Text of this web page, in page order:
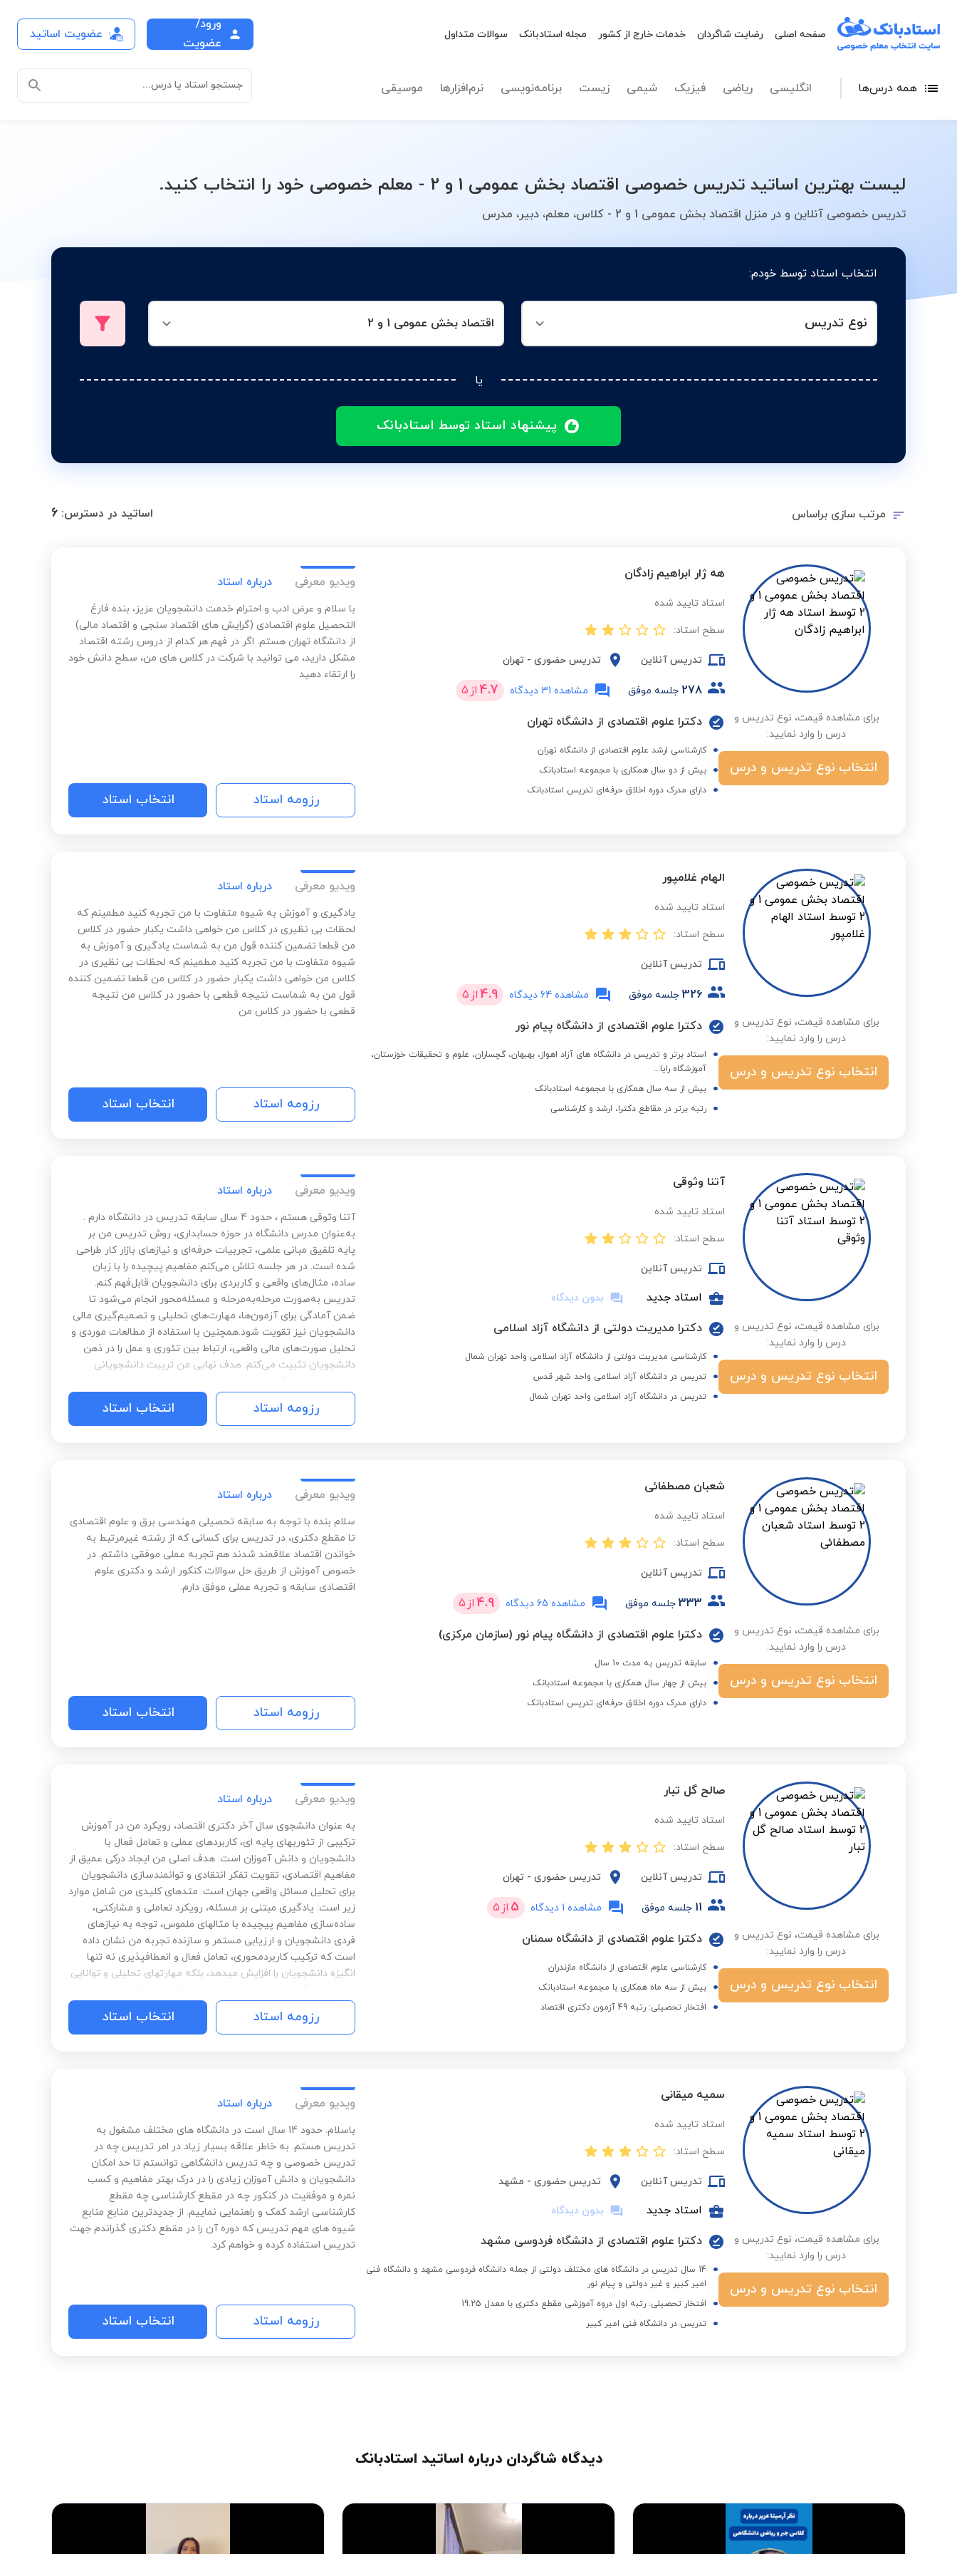
صفحه اصلی رضایت شاگردان خدمات خارج از کشور مجله استادبانک سوالات متداول
ورود/
عضویت
عضویت اساتید
همه درس‌ها انگلیسی ریاضی فیزیک شیمی زیست برنامه‌نویسی نرم‌افزارها موسیقی جستجو استاد یا درس...
لیست بهترین اساتید تدریس خصوصی اقتصاد بخش عمومی 1 و 2 - معلم خصوصی خود را انتخاب کنید.
تدریس خصوصی آنلاین و در منزل اقتصاد بخش عمومی 1 و 2 - کلاس، معلم، دبیر، مدرس
انتخاب استاد توسط خودم:
نوع تدریس اقتصاد بخش عمومی 1 و 2
یا
پیشنهاد استاد توسط استادبانک
نوع تدریس
مرتب سازی براساس اساتید در دسترس: 6
برای مشاهده قیمت، نوع تدریس و
درس را وارد نمایید:
انتخاب نوع تدریس و درس
هه ژار ابراهیم زادگان
استاد تایید شده
سطح استاد:
تدریس آنلاین تدریس حضوری - تهران
278 جلسه موفق مشاهده 31 دیدگاه 4.7 از 5
دکترا علوم اقتصادی از دانشگاه تهران
کارشناسی ارشد علوم اقتصادی از دانشگاه تهران
بیش از دو سال همکاری با مجموعه استادبانک
دارای مدرک دوره اخلاق حرفه‌ای تدریس استادبانک
ویدیو معرفی درباره استاد
با سلام و عرض ادب و احترام خدمت دانشجویان عزیز، بنده فارغ
التحصیل علوم اقتصادی (گرایش های اقتصاد سنجی و اقتصاد مالی)
از دانشگاه تهران هستم. اگر در فهم هر کدام از دروس رشته اقتصاد
مشکل دارید، می توانید با شرکت در کلاس های من، سطح دانش خود
را ارتقاء دهید
رزومه استاد انتخاب استاد
برای مشاهده قیمت، نوع تدریس و
درس را وارد نمایید:
انتخاب نوع تدریس و درس
الهام غلامپور
استاد تایید شده
سطح استاد:
تدریس آنلاین
326 جلسه موفق مشاهده 64 دیدگاه 4.9 از 5
دکترا علوم اقتصادی از دانشگاه پیام نور
استاد برتر و تدریس در دانشگاه های آزاد اهواز، بهبهان، گچساران، علوم و تحقیقات خوزستان،
آموزشگاه رایا...
بیش از سه سال همکاری با مجموعه استادبانک
رتبه برتر در مقاطع دکترا، ارشد و کارشناسی
ویدیو معرفی درباره استاد
یادگیری و آموزش به شیوه متفاوت با من تجربه کنید مطمینم که
لحظات بی نظیری در کلاس من خواهی داشت یکبار حضور در کلاس
من قطعا تضمین کننده قول من به شماست یادگیری و آموزش به
شیوه متفاوت با من تجربه کنید مطمینم که لحظات بی نظیری در
کلاس من خواهی داشت یکبار حضور در کلاس من قطعا تضمین کننده
قول من به شماست نتیجه قطعی با حضور در کلاس من نتیجه
قطعی با حضور در کلاس من
رزومه استاد انتخاب استاد
برای مشاهده قیمت، نوع تدریس و
درس را وارد نمایید:
انتخاب نوع تدریس و درس
آتنا وثوقی
استاد تایید شده
سطح استاد:
تدریس آنلاین
استاد جدید بدون دیدگاه
دکترا مدیریت دولتی از دانشگاه آزاد اسلامی
کارشناسی مدیریت دولتی از دانشگاه آزاد اسلامی واحد تهران شمال
تدریس در دانشگاه آزاد اسلامی واحد شهر قدس
تدریس در دانشگاه آزاد اسلامی واحد تهران شمال
ویدیو معرفی درباره استاد
آتنا وثوقی هستم ، حدود 4 سال سابقه تدریس در دانشگاه دارم .
به‌عنوان مدرس دانشگاه در حوزه حسابداری، روش تدریس من بر
پایه تلفیق مبانی علمی، تجربیات حرفه‌ای و نیازهای بازار کار طراحی
شده است. در هر جلسه تلاش می‌کنم مفاهیم پیچیده را با زبان
ساده، مثال‌های واقعی و کاربردی برای دانشجویان قابل‌فهم کنم.
تدریس به‌صورت مرحله‌به‌مرحله و مسئله‌محور انجام می‌شود تا
ضمن آمادگی برای آزمون‌ها، مهارت‌های تحلیلی و تصمیم‌گیری مالی
دانشجویان نیز تقویت شود.همچنین با استفاده از مطالعات موردی و
تحلیل صورت‌های مالی واقعی، ارتباط بین تئوری و عمل را در ذهن
دانشجویان تثبیت می‌کنم. هدف نهایی من تربیت دانشجویانی
رزومه استاد انتخاب استاد
برای مشاهده قیمت، نوع تدریس و
درس را وارد نمایید:
انتخاب نوع تدریس و درس
شعبان مصطفائی
استاد تایید شده
سطح استاد:
تدریس آنلاین
333 جلسه موفق مشاهده 65 دیدگاه 4.9 از 5
دکترا علوم اقتصادی از دانشگاه پیام نور (سازمان مرکزی)
سابقه تدریس به مدت 10 سال
بیش از چهار سال همکاری با مجموعه استادبانک
دارای مدرک دوره اخلاق حرفه‌ای تدریس استادبانک
ویدیو معرفی درباره استاد
سلام بنده با توجه به سابقه تحصیلی مهندسی برق و علوم اقتصادی
تا مقطع دکتری، در تدریس برای کسانی که از رشته غیرمرتبط به
خواندن اقتصاد علاقمند شدند هم تجربه عملی موفقی داشتم. در
خصوص آموزش از طریق حل سوالات کنکور ارشد و دکتری علوم
اقتصادی سابقه و تجربه عملی موفق دارم.
رزومه استاد انتخاب استاد
برای مشاهده قیمت، نوع تدریس و
درس را وارد نمایید:
انتخاب نوع تدریس و درس
صالح گل تبار
استاد تایید شده
سطح استاد:
تدریس آنلاین تدریس حضوری - تهران
11 جلسه موفق مشاهده 1 دیدگاه 5 از 5
دکترا علوم اقتصادی از دانشگاه سمنان
کارشناسی علوم اقتصادی از دانشگاه مازندران
بیش از سه ماه همکاری با مجموعه استادبانک
افتخار تحصیلی: رتبه 49 آزمون دکتری اقتصاد
ویدیو معرفی درباره استاد
به عنوان دانشجوی سال آخر دکتری اقتصاد، رویکرد من در آموزش
ترکیبی از تئوریهای پایه ای، کاربردهای عملی و تعامل فعال با
دانشجویان و دانش آموزان است. هدف اصلی من ایجاد درکی عمیق از
مفاهیم اقتصادی، تقویت تفکر انتقادی و توانمندسازی دانشجویان
برای تحلیل مسائل واقعی جهان است. متدهای کلیدی من شامل موارد
زیر است: یادگیری مبتنی بر مسئله، رویکرد تعاملی و مشارکتی،
ساده‌سازی مفاهیم پیچیده با مثالهای ملموس، توجه به نیازهای
فردی دانشجویان و ارزیابی مستمر و سازنده.تجربه من نشان داده
است که ترکیب کاربردمحوری، تعامل فعال و انعطافپذیری نه تنها
انگیزه دانشجویان را افزایش میدهد، بلکه مهارتهای تحلیلی و توانایی
میکند. به عنوان مدرسی متعهد، همواره تلاش میکنم فضایی ایجاد
کنم که دانشجویان نه فعلان منفعل، بلکه کنجکاو، منتقد و آماده برای
تاثیرگذاری در دنیای اقتصاد باشند.
رزومه استاد انتخاب استاد
برای مشاهده قیمت، نوع تدریس و
درس را وارد نمایید:
انتخاب نوع تدریس و درس
سمیه میقانی
استاد تایید شده
سطح استاد:
تدریس آنلاین تدریس حضوری - مشهد
استاد جدید بدون دیدگاه
دکترا علوم اقتصادی از دانشگاه فردوسی مشهد
14 سال تدریس در دانشگاه های مختلف دولتی از جمله دانشگاه فردوسی مشهد و دانشگاه فنی
امیر کبیر و غیر دولتی و پیام نور
افتخار تحصیلی: رتبه اول دروه آموزشی مقطع دکتری با معدل 19.25
تدریس در دانشگاه فنی امیر کبیر
ویدیو معرفی درباره استاد
باسلام. حدود 14 سال است در دانشگاه های مختلف مشغول به
تدریس هستم. به خاطر علاقه بسیار زیاد در امر تدریس چه در
تدریس خصوصی و چه تدریس دانشگاهی توانستم تا حد امکان
دانشجویان و دانش آموزان زیادی را در درک بهتر مفاهیم و کسب
نمره و موفقیت در کنکور چه در مقطع کارشناسی چه مقطع
کارشناسی ارشد کمک و راهنمایی نماییم. از جدیدترین منابع منابع
شیوه های مهم تدریس که دوره آن را در مقطع دکتری گذراندم جهت
تدریس استفاده کرده و خواهم کرد.
رزومه استاد انتخاب استاد
دیدگاه شاگردان درباره اساتید استادبانک